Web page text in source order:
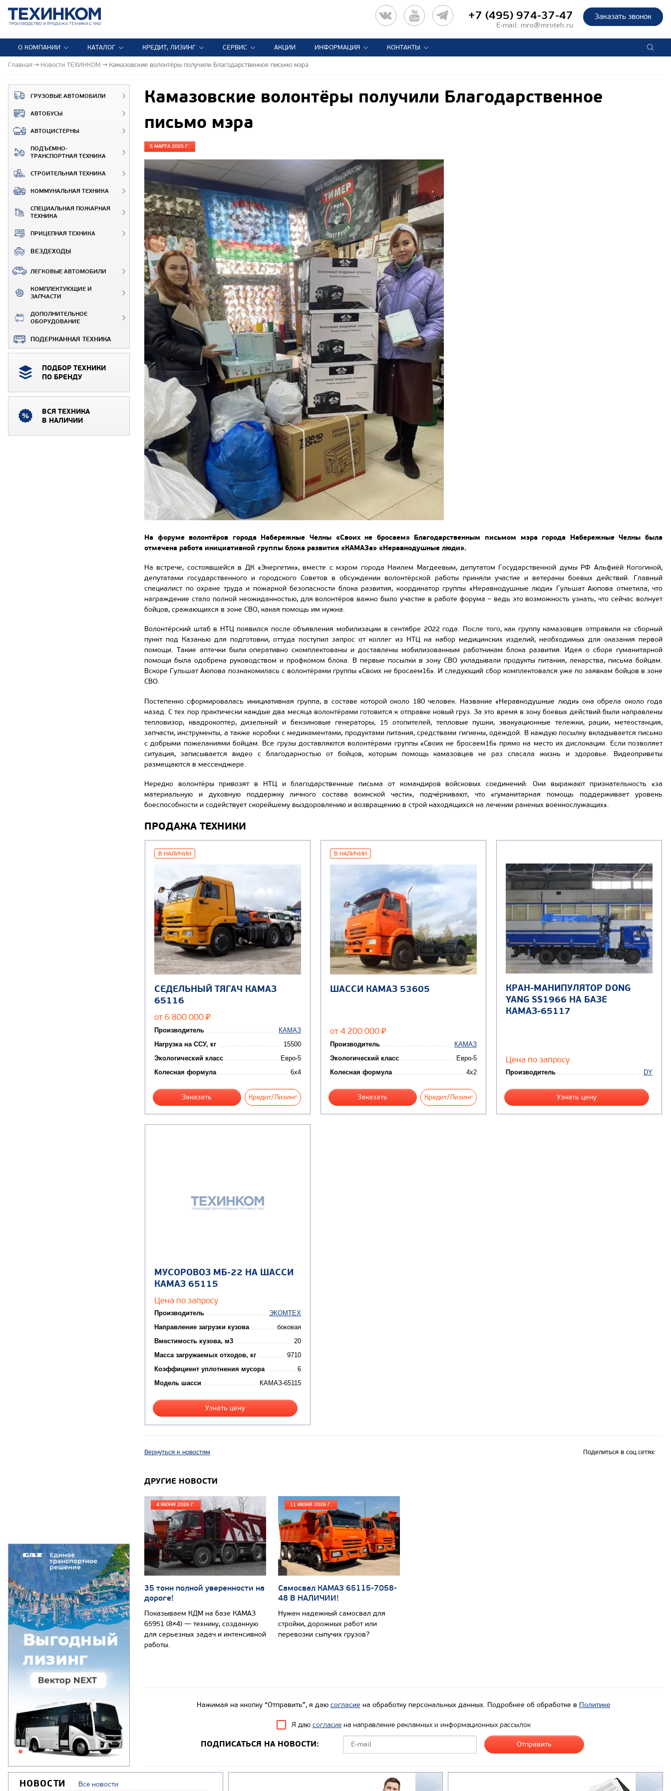
Заказать звонок
+7 (495) 974-37-47
E-mail: mro@mroteh.ru
О КОМПАНИИ КАТАЛОГ КРЕДИТ, ЛИЗИНГ СЕРВИС АКЦИИ ИНФОРМАЦИЯ КОНТАКТЫ
Главная Новости ТЕХИНКОМ Камазовские волонтёры получили Благодарственное письмо мэра
ГРУЗОВЫЕ АВТОМОБИЛИ
АВТОБУСЫ
АВТОЦИСТЕРНЫ
ПОДЪЕМНО-
ТРАНСПОРТНАЯ ТЕХНИКА
СТРОИТЕЛЬНАЯ ТЕХНИКА
КОММУНАЛЬНАЯ ТЕХНИКА
СПЕЦИАЛЬНАЯ ПОЖАРНАЯ
ТЕХНИКА
ПРИЦЕПНАЯ ТЕХНИКА
ВЕЗДЕХОДЫ
ЛЕГКОВЫЕ АВТОМОБИЛИ
КОМПЛЕКТУЮЩИЕ И
ЗАПЧАСТИ
ДОПОЛНИТЕЛЬНОЕ
ОБОРУДОВАНИЕ
ПОДЕРЖАННАЯ ТЕХНИКА
ПОДБОР ТЕХНИКИ
ПО БРЕНДУ
ВСЯ ТЕХНИКА
В НАЛИЧИИ
Камазовские волонтёры получили Благодарственное
письмо мэра
5 МАРТА 2025 Г.
На форуме волонтёров города Набережные Челны «Своих не бросаем» Благодарственным письмом мэра города Набережные Челны была
отмечена работа инициативной группы блока развития «КАМАЗа» «Неравнодушные люди».
На встрече, состоявшейся в ДК «Энергетик», вместе с мэром города Наилем Магдеевым, депутатом Государственной думы РФ Альфиёй Когогиной,
депутатами государственного и городского Советов в обсуждении волонтёрской работы приняли участие и ветераны боевых действий. Главный
специалист по охране труда и пожарной безопасности блока развития, координатор группы «Неравнодушные люди» Гульшат Аюпова отметила, что
награждение стало полной неожиданностью, для волонтёров важно было участие в работе форума – ведь это возможность узнать, что сейчас волнует
бойцов, сражающихся в зоне СВО, какая помощь им нужна.
Волонтёрский штаб в НТЦ появился после объявления мобилизации в сентябре 2022 года. После того, как группу камазовцев отправили на сборный
пункт под Казанью для подготовки, оттуда поступил запрос от коллег из НТЦ на набор медицинских изделий, необходимых для оказания первой
помощи. Такие аптечки были оперативно скомплектованы и доставлены мобилизованным работникам блока развития. Идея о сборе гуманитарной
помощи была одобрена руководством и профкомом блока. В первые посылки в зону СВО укладывали продукты питания, лекарства, письма бойцам.
Вскоре Гульшат Аюпова познакомилась с волонтёрами группы «Своих не бросаем16». И следующий сбор комплектовался уже по заявкам бойцов в зоне
СВО.
Постепенно сформировалась инициативная группа, в составе которой около 180 человек. Название «Неравнодушные люди» она обрела около года
назад. С тех пор практически каждые два месяца волонтёрами готовится к отправке новый груз. За это время в зону боевых действий были направлены
тепловизор, квадрокоптер, дизельный и бензиновые генераторы, 15 отопителей, тепловые пушки, эвакуационные тележки, рации, метеостанция,
запчасти, инструменты, а также коробки с медикаментами, продуктами питания, средствами гигиены, одеждой. В каждую посылку вкладывается письмо
с добрыми пожеланиями бойцам. Все грузы доставляются волонтёрами группы «Своих не бросаем16» прямо на место их дислокации. Если позволяет
ситуация, записывается видео с благодарностью от бойцов, которым помощь камазовцев не раз спасала жизнь и здоровье. Видеоприветы
размещаются в мессенджере.
Нередко волонтёры привозят в НТЦ и благодарственные письма от командиров войсковых соединений. Они выражают признательность «за
материальную и духовную поддержку личного состава воинской части», подчёркивают, что «гуманитарная помощь поддерживает уровень
боеспособности и содействует скорейшему выздоровлению и возвращению в строй находящихся на лечении раненых военнослужащих».
ПРОДАЖА ТЕХНИКИ
В НАЛИЧИИ
СЕДЕЛЬНЫЙ ТЯГАЧ КАМАЗ
65116
от 6 800 000 ₽
Производитель
КАМАЗ
Нагрузка на ССУ, кг
15500
Экологический класс
Евро-5
Колесная формула
6x4
Заказать Кредит/Лизинг
В НАЛИЧИИ
ШАССИ КАМАЗ 53605
от 4 200 000 ₽
Производитель
КАМАЗ
Экологический класс
Евро-5
Колесная формула
4x2
Заказать Кредит/Лизинг
КРАН-МАНИПУЛЯТОР DONG
YANG SS1966 НА БАЗЕ
КАМАЗ-65117
Цена по запросу
Производитель DY
Узнать цену
МУСОРОВОЗ МБ-22 НА ШАССИ
КАМАЗ 65115
Цена по запросу
Производитель
ЭКОМТЕХ
Направление загрузки кузова
боковая
Вместимость кузова, м3
20
Масса загружаемых отходов, кг
9710
Коэффициент уплотнения мусора
6
Модель шасси
КАМАЗ-65115
Узнать цену
Вернуться к новостям Поделиться в соц.сетях:
ДРУГИЕ НОВОСТИ
4 ИЮНЯ 2026 Г.
35 тонн полной уверенности на
дороге!
Показываем КДМ на базе КАМАЗ
65951 (8×4) — технику, созданную
для серьезных задач и интенсивной
работы.
11 ИЮНЯ 2026 Г.
Самосвал КАМАЗ 65115-7058-
48 В НАЛИЧИИ!
Нужен надежный самосвал для
стройки, дорожных работ или
перевозки сыпучих грузов?
Нажимая на кнопку “Отправить”, я даю согласие на обработку персональных данных. Подробнее об обработке в Политике
Я даю согласиена направление рекламных и информационных рассылок
ПОДПИСАТЬСЯ НА НОВОСТИ:
НОВОСТИ Все новости